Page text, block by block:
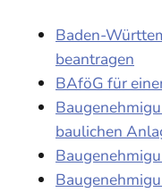
Baden-
beantragen
BAföG für
baulichen